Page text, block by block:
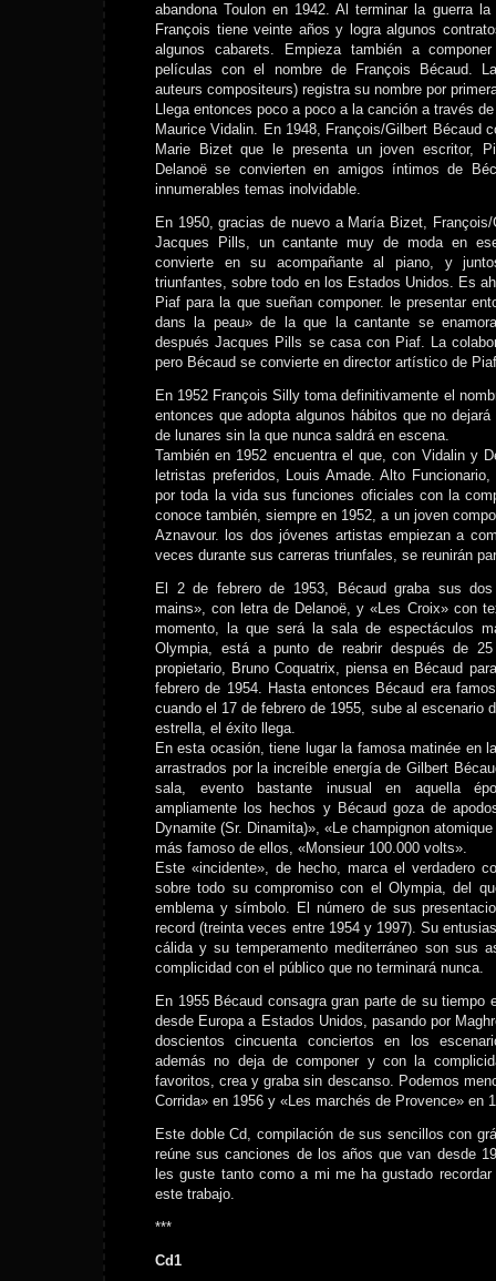
abandona Toulon en 1942. Al terminar la guerra
François tiene veinte años y logra algunos
algunos cabarets. Empieza también a
películas con el nombre de François Bécaud.
auteurs compositeurs) registra su nombre por
Llega entonces poco a poco a la canción a través
Maurice Vidalin. En 1948, François/Gilbert Bécaud
Marie Bizet que le presenta un joven escritor,
Delanoë se convierten en amigos íntimos de
innumerables temas inolvidable.
En 1950, gracias de nuevo a María Bizet,
Jacques Pills, un cantante muy de moda en
convierte en su acompañante al piano, y
triunfantes, sobre todo en los Estados Unidos. Es
Piaf para la que sueñan componer. le presentar
dans la peau» de la que la cantante se
después Jacques Pills se casa con Piaf. La
pero Bécaud se convierte en director artístico de
En 1952 François Silly toma definitivamente el
entonces que adopta algunos hábitos que no
de lunares sin la que nunca saldrá en escena.
También en 1952 encuentra el que, con Vidalin y
letristas preferidos, Louis Amade. Alto
por toda la vida sus funciones oficiales con la
conoce también, siempre en 1952, a un joven
Aznavour. los dos jóvenes artistas empiezan a
veces durante sus carreras triunfales, se reunirán
El 2 de febrero de 1953, Bécaud graba sus
mains», con letra de Delanoë, y «Les Croix» con
momento, la que será la sala de espectáculos
Olympia, está a punto de reabrir después de
propietario, Bruno Coquatrix, piensa en Bécaud
febrero de 1954. Hasta entonces Bécaud era
cuando el 17 de febrero de 1955, sube al escenario
estrella, el éxito llega.
En esta ocasión, tiene lugar la famosa matinée en
arrastrados por la increíble energía de Gilbert
sala, evento bastante inusual en aquella
ampliamente los hechos y Bécaud goza de
Dynamite (Sr. Dinamita)», «Le champignon
más famoso de ellos, «Monsieur 100.000 volts».
Este «incidente», de hecho, marca el verdadero
sobre todo su compromiso con el Olympia, del
emblema y símbolo. El número de sus
record (treinta veces entre 1954 y 1997). Su
cálida y su temperamento mediterráneo son sus
complicidad con el público que no terminará nunca.
En 1955 Bécaud consagra gran parte de su tiempo
desde Europa a Estados Unidos, pasando por
doscientos cincuenta conciertos en los
además no deja de componer y con la
favoritos, crea y graba sin descanso. Podemos
Corrida» en 1956 y «Les marchés de Provence» en
Este doble Cd, compilación de sus sencillos con
reúne sus canciones de los años que van desde
les guste tanto como a mi me ha gustado
este trabajo.
***
Cd1